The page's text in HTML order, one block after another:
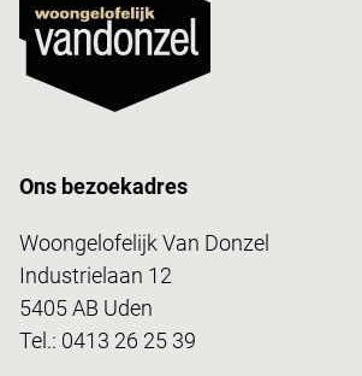
Ons bezoekadres
Woongelofelijk Van Donzel
Industrielaan 12
5405 AB Uden
Tel.: 0413 26 25 39